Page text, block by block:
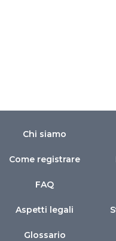
Chi siamo
Come registrare
FAQ
Aspetti legali
Glossario